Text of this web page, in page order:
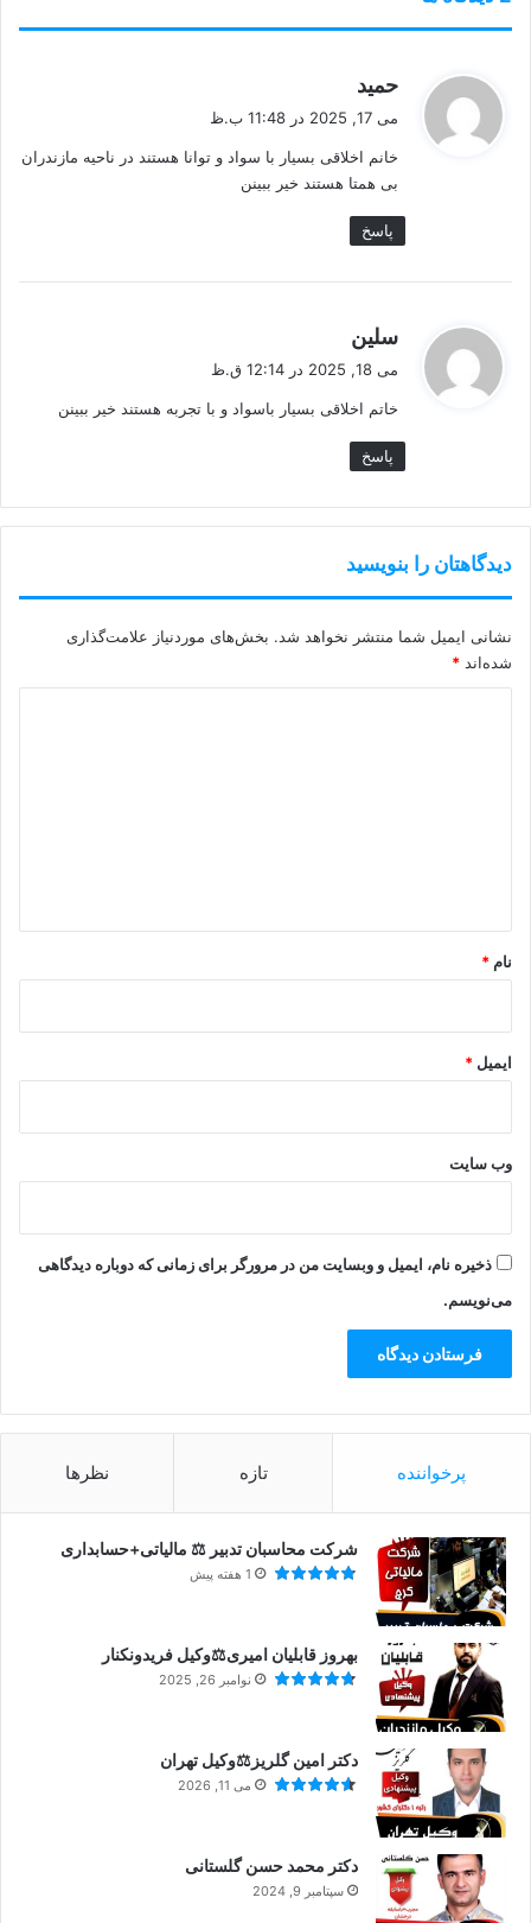
حمید
:
می 17, 2025 در 11:48 ب.ظ
خانم اخلاقی بسیار با سواد و توانا هستند در ناحیه مازندران
بی همتا هستند خیر ببینن
پاسخ
سلین
ف
:
می 18, 2025 در 12:14 ق.ظ
خاتم اخلاقی بسیار باسواد و با تجربه هستند خیر ببینن
پاسخ
دیدگاهتان را بنویسید
نشانی ایمیل شما منتشر نخواهد شد. بخش‌های موردنیاز علامت‌گذاری
شده‌اند *
نام *
ایمیل *
وب‌ سایت
ذخیره نام، ایمیل و وبسایت من در مرورگر برای زمانی که دوباره دیدگاهی
می‌نویسم.
پرخواننده تازه نظرها
شرکت محاسبان تدبیر ⚖️ مالیاتی+حسابداری
1 هفته پیش
بهروز قابلیان امیری⚖️وکیل فریدونکنار
نوامبر 26, 2025
دکتر امین گلریز⚖️وکیل تهران
می 11, 2026
دکتر محمد حسن گلستانی
سپتامبر 9, 2024